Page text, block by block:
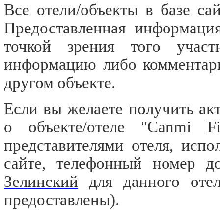
Все отели/объекты в базе
Предоставленная
точкой зрения того
информацию либо
другом объекте.
Если вы желаете получить
о объекте/отеле "Canmi
представителями отеля,
сайте, телефонный номер
Зелинский для данного
предоставлены).